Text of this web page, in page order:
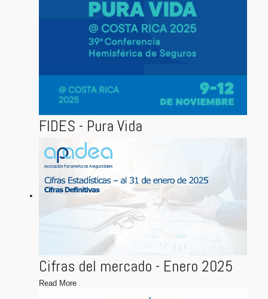
FIDES - Pura Vida
Cifras del mercado - Enero 2025
Read More